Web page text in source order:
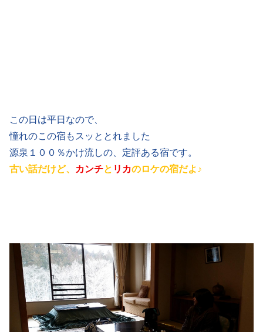
この日は平日なので、
憧れのこの宿もスッととれました
源泉１００％かけ流しの、定評ある宿です。
古い話だけど、
カンチと リカのロケの宿だよ♪